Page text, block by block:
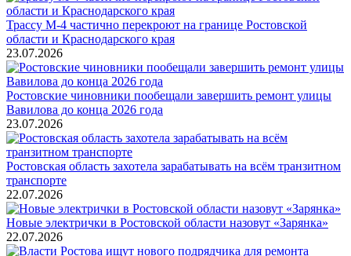
Трассу М-4 частично перекроют на границе Ростовской
области и Краснодарского края
23.07.2026
Ростовские чиновники пообещали завершить ремонт улицы
Вавилова до конца 2026 года
23.07.2026
Ростовская область захотела зарабатывать на всём транзитном
транспорте
22.07.2026
Новые электрички в Ростовской области назовут «Зарянка»
22.07.2026